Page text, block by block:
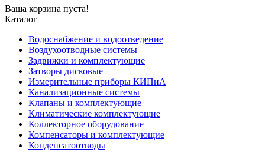
Ваша корзина пуста!
Каталог
Водоснабжение и водоотведение
Воздухоотводные системы
Задвижки и комплектующие
Затворы дисковые
Измерительные приборы КИПиА
Канализационные системы
Клапаны и комплектующие
Климатические комплектующие
Коллекторное оборудование
Компенсаторы и комплектующие
Конденсатоотводы